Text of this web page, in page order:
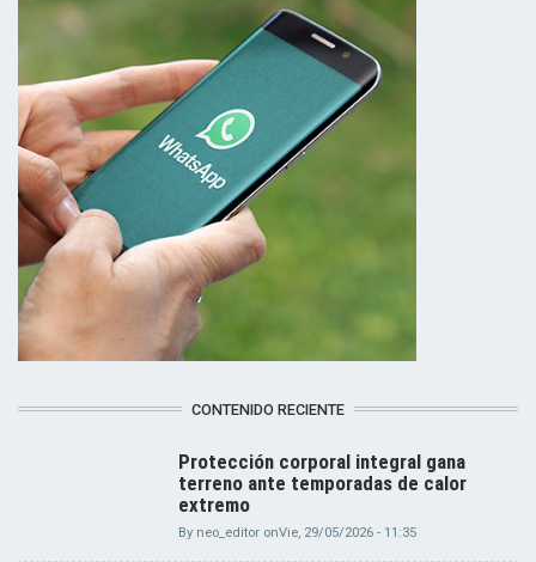
CONTENIDO RECIENTE
Protección corporal integral gana
terreno ante temporadas de calor
extremo
By neo_editor onVie, 29/05/2026 - 11:35